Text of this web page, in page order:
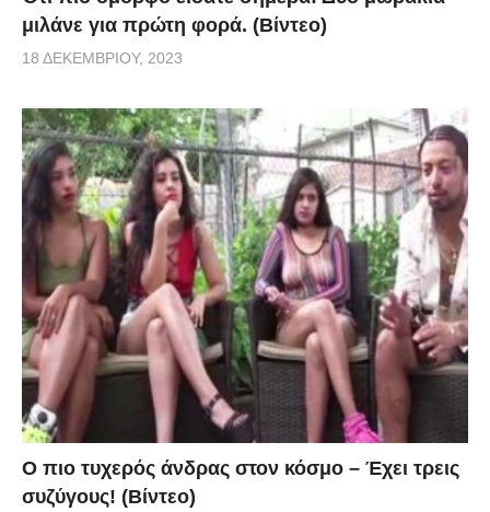
μιλάνε για πρώτη φορά. (Βίντεο)
18 ΔΕΚΕΜΒΡΊΟΥ, 2023
Ο πιο τυχερός άνδρας στον κόσμο – Έχει τρεις
συζύγους! (Βίντεο)